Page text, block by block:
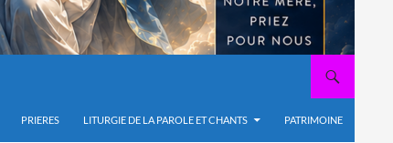
PRIERES LITURGIE DE LA PAROLE ET CHANTS PATRIMOINE